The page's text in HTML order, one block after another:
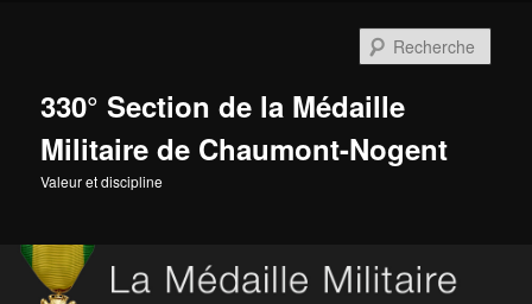
330° Section de la Médaille
Militaire de Chaumont-Nogent
Valeur et discipline